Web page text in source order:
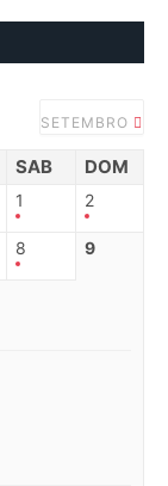
SETEMBRO
SAB DOM
1 2
8 9